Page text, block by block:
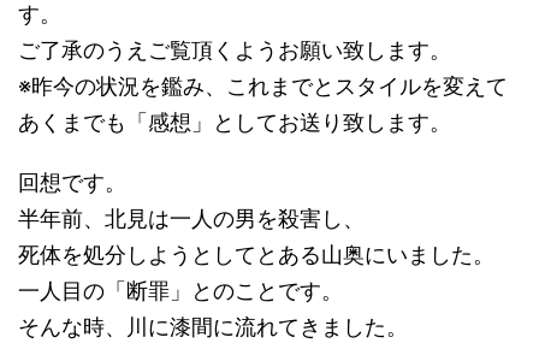
す。
ご了承のうえご覧頂くようお願い致します。
※昨今の状況を鑑み、これまでとスタイルを変えて
あくまでも「感想」としてお送り致します。
回想です。
半年前、北見は一人の男を殺害し、
死体を処分しようとしてとある山奥にいました。
一人目の「断罪」とのことです。
そんな時、川に漆間に流れてきました。